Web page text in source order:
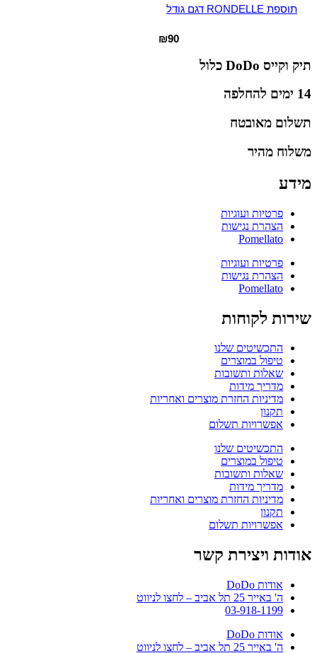
תוספת RONDELLE דגם גודל
₪90
תיק וקייס DoDo כלול
14 ימים להחלפה
תשלום מאובטח
משלוח מהיר
מידע
פרטיות ועוגיות
הצהרת נגישות
Pomellato
פרטיות ועוגיות
הצהרת נגישות
Pomellato
שירות לקוחות
התכשיטים שלנו
טיפול במוצרים
שאלות ותשובות
מדריך מידות
מדיניות החזרת מוצרים ואחריות
תקנון
אפשרויות תשלום
התכשיטים שלנו
טיפול במוצרים
שאלות ותשובות
מדריך מידות
מדיניות החזרת מוצרים ואחריות
תקנון
אפשרויות תשלום
אודות ויצירת קשר
אודות DoDo
ה' באייר 25 תל אביב – לחצו לניווט
03-918-1199
אודות DoDo
ה' באייר 25 תל אביב – לחצו לניווט